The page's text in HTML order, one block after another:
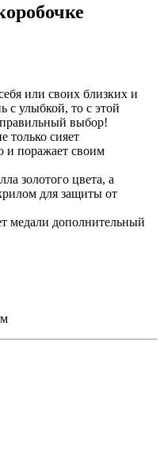
или своих близких и
с улыбкой, то с этой
выбор!
только сияет
и поражает своим
золотого цвета, а
для защиты от
медали дополнительный